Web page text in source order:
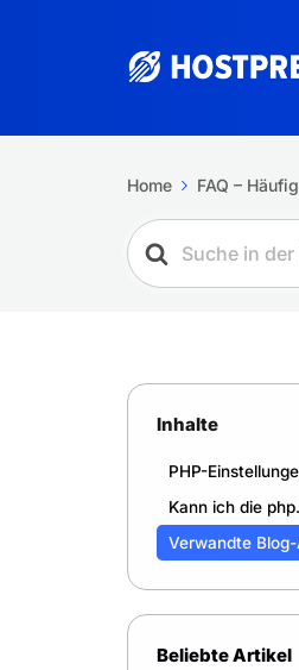
Home FAQ –
Inhalte
PHP-
Kann ich die
Verwandte
Beliebte Artikel